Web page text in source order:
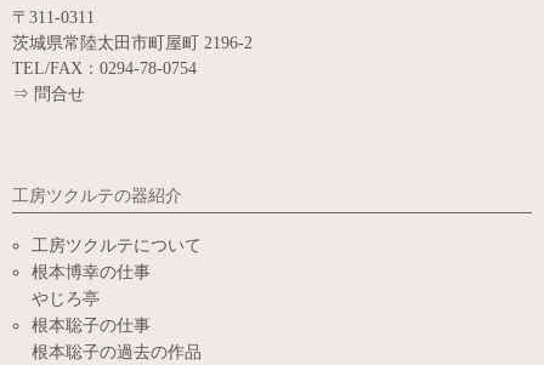
〒311-0311
茨城県常陸太田市町屋町 2196-2
TEL/FAX：0294-78-0754
⇒ 問合せ
工房ツクルテの器紹介
工房ツクルテについて
根本博幸の仕事
やじろ亭
根本聡子の仕事
根本聡子の過去の作品